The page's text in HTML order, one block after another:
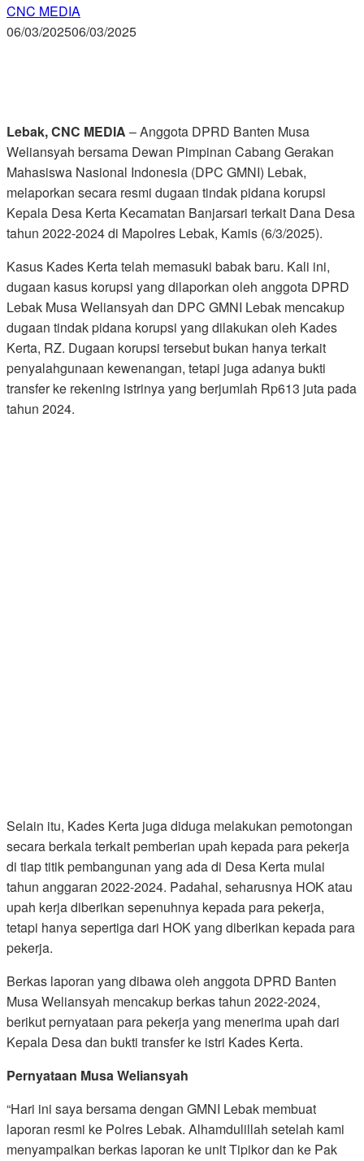
CNC MEDIA
06/03/202506/03/2025
Lebak, CNC MEDIA – Anggota DPRD Banten Musa
Weliansyah bersama Dewan Pimpinan Cabang Gerakan
Mahasiswa Nasional Indonesia (DPC GMNI) Lebak,
melaporkan secara resmi dugaan tindak pidana korupsi
Kepala Desa Kerta Kecamatan Banjarsari terkait Dana Desa
tahun 2022-2024 di Mapolres Lebak, Kamis (6/3/2025).
Kasus Kades Kerta telah memasuki babak baru. Kali ini,
dugaan kasus korupsi yang dilaporkan oleh anggota DPRD
Lebak Musa Weliansyah dan DPC GMNI Lebak mencakup
dugaan tindak pidana korupsi yang dilakukan oleh Kades
Kerta, RZ. Dugaan korupsi tersebut bukan hanya terkait
penyalahgunaan kewenangan, tetapi juga adanya bukti
transfer ke rekening istrinya yang berjumlah Rp613 juta pada
tahun 2024.
Selain itu, Kades Kerta juga diduga melakukan pemotongan
secara berkala terkait pemberian upah kepada para pekerja
di tiap titik pembangunan yang ada di Desa Kerta mulai
tahun anggaran 2022-2024. Padahal, seharusnya HOK atau
upah kerja diberikan sepenuhnya kepada para pekerja,
tetapi hanya sepertiga dari HOK yang diberikan kepada para
pekerja.
Berkas laporan yang dibawa oleh anggota DPRD Banten
Musa Weliansyah mencakup berkas tahun 2022-2024,
berikut pernyataan para pekerja yang menerima upah dari
Kepala Desa dan bukti transfer ke istri Kades Kerta.
Pernyataan Musa Weliansyah
“Hari ini saya bersama dengan GMNI Lebak membuat
laporan resmi ke Polres Lebak. Alhamdulillah setelah kami
menyampaikan berkas laporan ke unit Tipikor dan ke Pak